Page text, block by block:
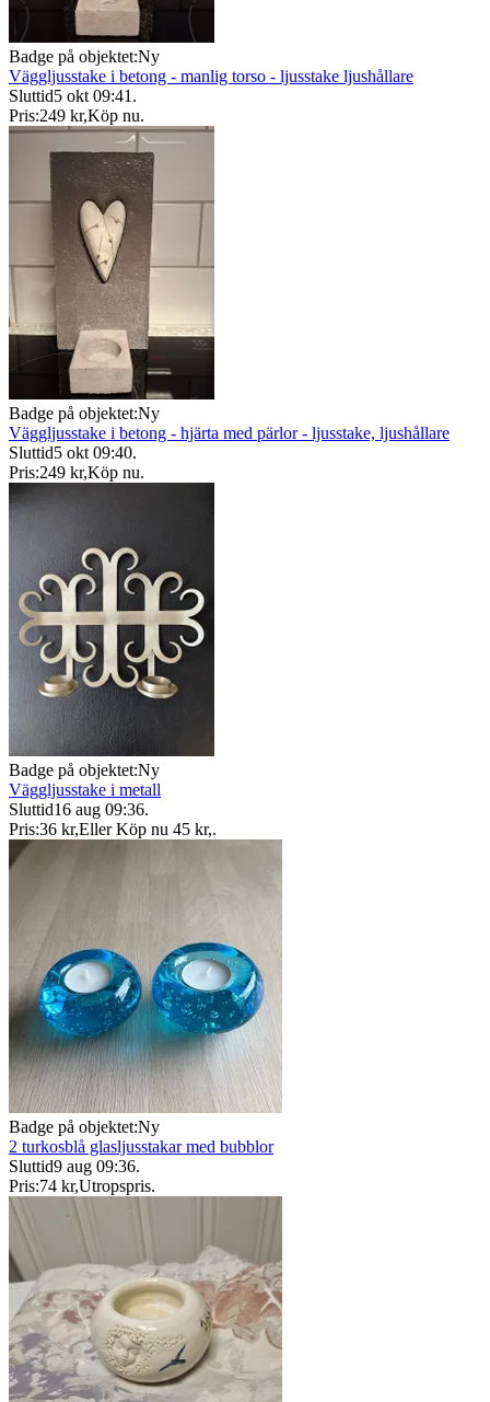
Badge på objektet:Ny
Väggljusstake i betong - manlig torso - ljusstake ljushållare
Sluttid5 okt 09:41 .
Pris:249 kr,Köp nu.
Badge på objektet:Ny
Väggljusstake i betong - hjärta med pärlor - ljusstake, ljushållare
Sluttid5 okt 09:40.
Pris:249 kr,Köp nu.
Badge på objektet:Ny
Väggljusstake i metall
Sluttid16 aug 09:36.
Pris:36 kr,Eller Köp nu 45 kr,.
Badge på objektet:Ny
2 turkosblå glasljusstakar med bubblor
Sluttid9 aug 09:36.
Pris:74 kr,Utropspris.